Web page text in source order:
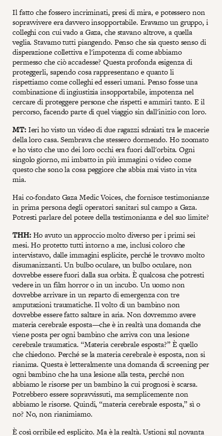
Il fatto che fossero incriminati, presi di mira, e potessero non
sopravvivere era davvero insopportabile. Eravamo un gruppo, i
colleghi con cui vado a Gaza, che stavano altrove, a quella
veglia. Stavamo tutti piangendo. Penso che sia questo senso di
disperazione collettiva e l'impotenza di come abbiamo
permesso che ciò accadesse? Questa profonda esigenza di
proteggerli, sapendo cosa rappresentano e quanto li
rispettiamo come colleghi ed esseri umani. Penso fosse una
combinazione di ingiustizia insopportabile, impotenza nel
cercare di proteggere persone che rispetti e ammiri tanto. E il
percorso, facendo parte di quel viaggio sin dall'inizio con loro.
MT:Ieri ho visto un video di due ragazzi sdraiati tra le macerie
della loro casa. Sembrava che stessero dormendo. Ho zoomato
e ho visto che uno dei loro occhi era fuori dall'orbita. Ogni
singolo giorno, mi imbatto in più immagini o video come
questo che sono la cosa peggiore che abbia mai visto in vita
mia.
Hai co-fondato Gaza Medic Voices, che fornisce testimonianze
in prima persona degli operatori sanitari sul campo a Gaza.
Potresti parlare del potere della testimonianza e del suo limite?
THH:Ho avuto un approccio molto diverso per i primi sei
mesi. Ho protetto tutti intorno a me, inclusi coloro che
intervistavo, dalle immagini esplicite, perché le trovavo molto
disumanizzanti. Un bulbo oculare, un bulbo oculare, non
dovrebbe essere fuori dalla sua orbita. È qualcosa che potresti
vedere in un film horror o in un incubo. Un uomo non
dovrebbe arrivare in un reparto di emergenza con tre
amputazioni traumatiche. Il volto di un bambino non
dovrebbe essere fatto saltare in aria. Non dovremmo avere
materia cerebrale esposta—che è in realtà una domanda che
viene posta per ogni bambino che arriva con una lesione
cerebrale traumatica. “Materia cerebrale esposta?” È quello
che chiedono. Perché se la materia cerebrale è esposta, non si
rianima. Questa è letteralmente una domanda di screening per
ogni bambino che ha una lesione alla testa, perché non
abbiamo le risorse per un bambino la cui prognosi è scarsa.
Potrebbero essere sopravvissuti, ma semplicemente non
abbiamo le risorse. Quindi, “materia cerebrale esposta,” sì o
no? No, non rianimiamo.
È così orribile ed esplicito. Ma è la realtà. Ustioni sul novanta